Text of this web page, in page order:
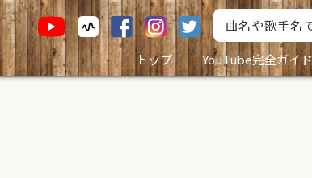
トップ
YouTube完全ガイド